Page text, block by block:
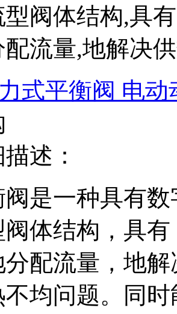
型阀体结构,具
流量,地解决
式平衡阀 电动
述：
是一种具有
阀体结构，具
配流量，地
均问题。同